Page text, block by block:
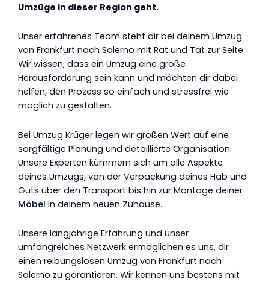
Umzüge in dieser Region geht.
Unser erfahrenes Team steht dir bei deinem Umzug
von Frankfurt nach Salerno mit Rat und Tat zur Seite.
Wir wissen, dass ein Umzug eine große
Herausforderung sein kann und möchten dir dabei
helfen, den Prozess so einfach und stressfrei wie
möglich zu gestalten.
Bei Umzug Krüger legen wir großen Wert auf eine
sorgfältige Planung und detaillierte Organisation.
Unsere Experten kümmern sich um alle Aspekte
deines Umzugs, von der Verpackung deines Hab und
Guts über den Transport bis hin zur Montage deiner
Möbel in deinem neuen Zuhause.
Unsere langjährige Erfahrung und unser
umfangreiches Netzwerk ermöglichen es uns, dir
einen reibungslosen Umzug von Frankfurt nach
Salerno zu garantieren. Wir kennen uns bestens mit